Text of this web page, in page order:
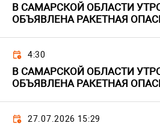
В САМАРСКОЙ ОБЛАСТИ
ОБЪЯВЛЕНА РАКЕТНАЯ
4:30
В САМАРСКОЙ ОБЛАСТИ
ОБЪЯВЛЕНА РАКЕТНАЯ
27.07.2026 15:29